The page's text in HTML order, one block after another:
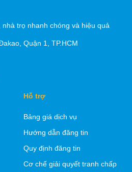
trọ nhanh chóng và hiệu quả
Quận 1, TP.HCM
Hỗ trợ
Bảng giá dịch vụ
Hướng dẫn đăng tin
Quy định đăng tin
Cơ chế giải quyết tranh chấp